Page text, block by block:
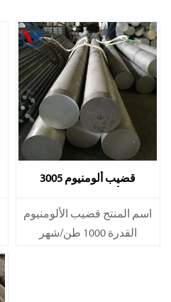
قضيب ألومنيوم 3005
ألومنيوم 3005
اسم المنتج قضيب الألومنيوم
القدرة 1000 طن/شهر